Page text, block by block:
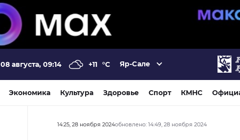
08 августа, 09:14 +11 °C Яр-Сале
Экономика Культура Здоровье Спорт КМНС
14:25, 28 ноября 2024обновлено: 14:49, 28 ноября 2024